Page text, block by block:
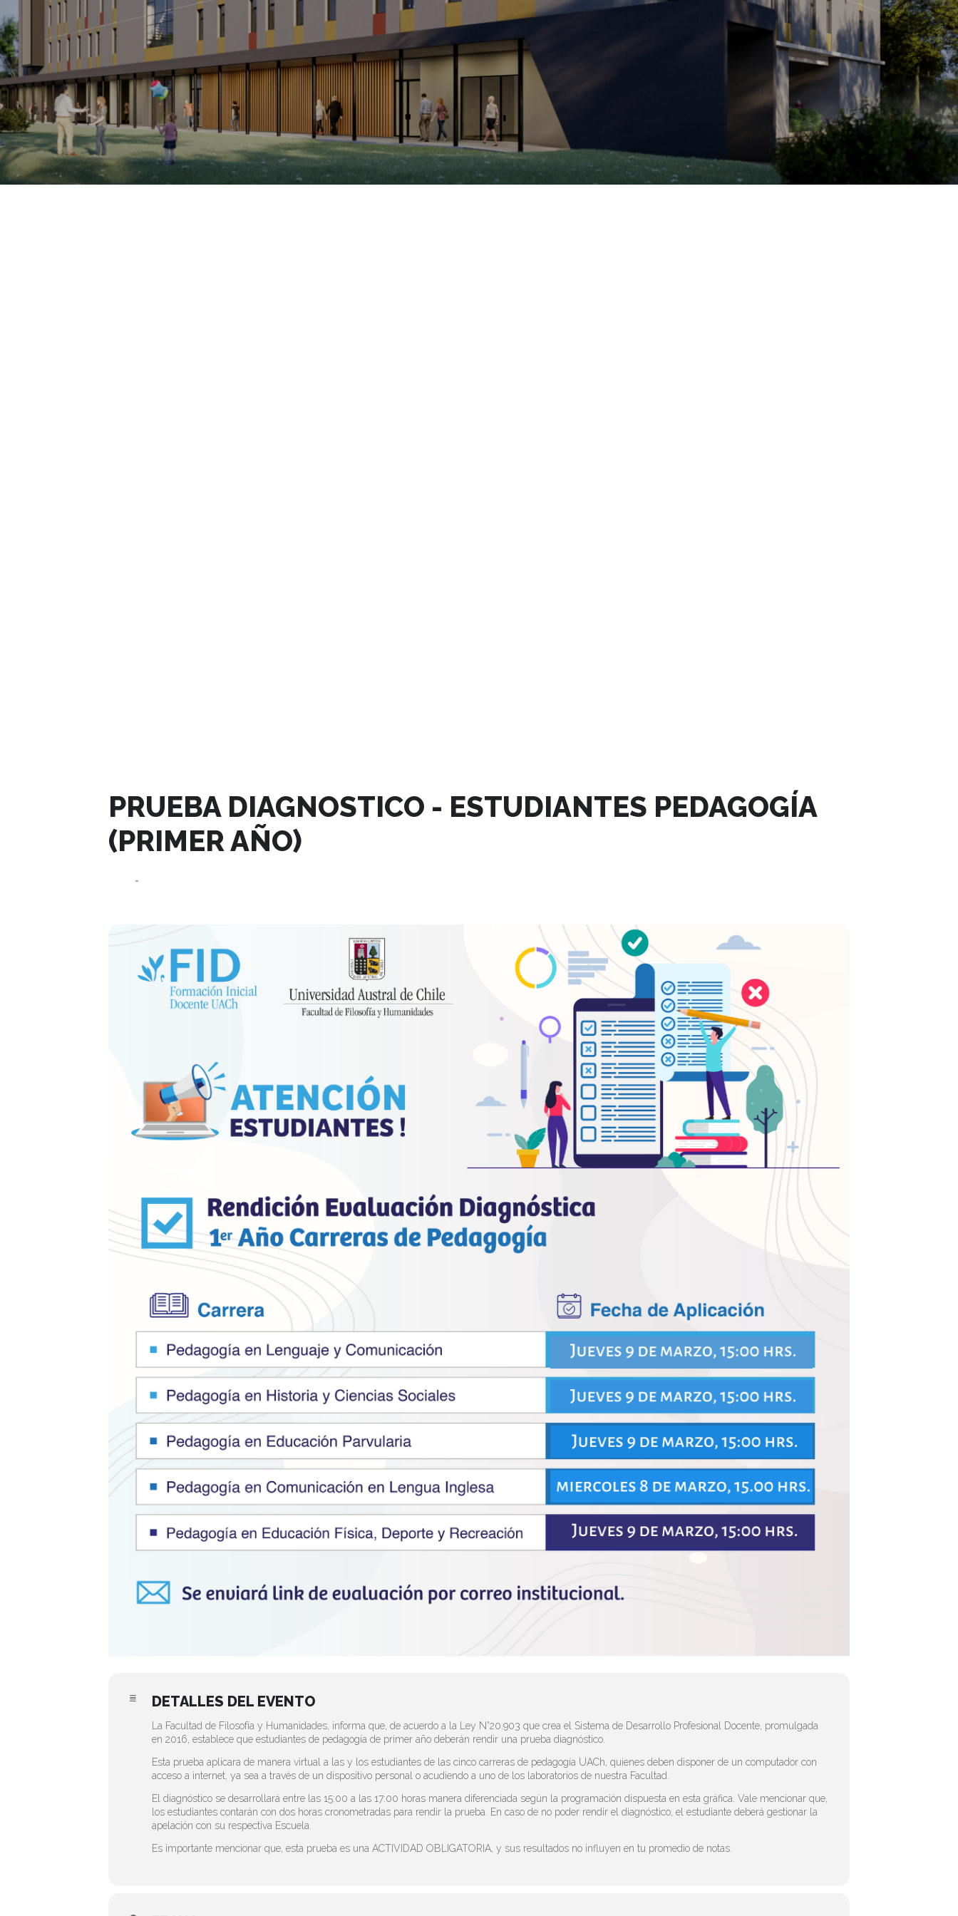
PRUEBA DIAGNOSTICO - ESTUDIANTES PEDAGOGÍA
(PRIMER AÑO)
DETALLES DEL EVENTO
La Facultad de Filosofía y Humanidades, informa que, de acuerdo a la Ley N°20.903 que crea el Sistema de Desarrollo Profesional Docente, promulgada
en 2016, establece que estudiantes de pedagogía de primer año deberán rendir una prueba diagnóstico.
Esta prueba aplicara de manera virtual a las y los estudiantes de las cinco carreras de pedagogía UACh, quienes deben disponer de un computador con
acceso a internet, ya sea a través de un dispositivo personal o acudiendo a uno de los laboratorios de nuestra Facultad.
El diagnóstico se desarrollará entre las 15:00 a las 17:00 horas manera diferenciada según la programación dispuesta en esta gráfica. Vale mencionar que,
los estudiantes contarán con dos horas cronometradas para rendir la prueba. En caso de no poder rendir el diagnóstico, el estudiante deberá gestionar la
apelación con su respectiva Escuela.
Es importante mencionar que, esta prueba es una ACTIVIDAD OBLIGATORIA, y sus resultados no influyen en tu promedio de notas.